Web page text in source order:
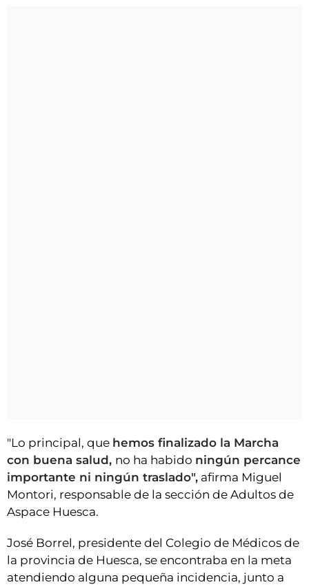
"Lo principal, que hemos finalizado la Marcha
con buena salud, no ha habido ningún percance
importante ni ningún traslado", afirma Miguel
Montori, responsable de la sección de Adultos de
Aspace Huesca.
José Borrel, presidente del Colegio de Médicos de
la provincia de Huesca, se encontraba en la meta
atendiendo alguna pequeña incidencia, junto a